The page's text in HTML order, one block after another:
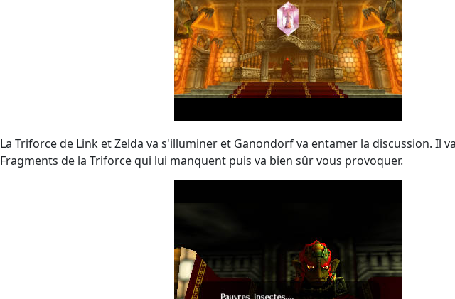
La Triforce de Link et Zelda va s'illuminer et Ganondorf va entamer la discussion. Il
Fragments de la Triforce qui lui manquent puis va bien sûr vous provoquer.